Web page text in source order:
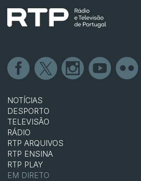
NOTÍCIAS
DESPORTO
TELEVISÃO
RÁDIO
RTP ARQUIVOS
RTP ENSINA
RTP PLAY
EM DIRETO